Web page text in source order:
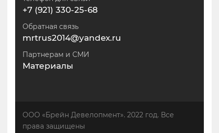
+7 (921) 330-25-68
Обратная связь
mrtrus2014@yandex.ru
Партнерам и СМИ
Материалы
ООО «Брейн Девелопмент». 2022 год. Все
права защищены